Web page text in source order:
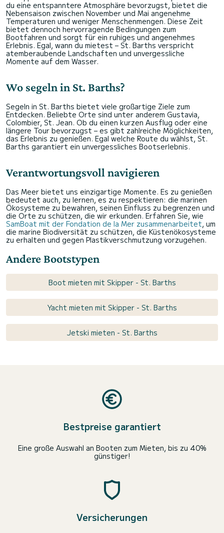
du eine entspanntere Atmosphäre bevorzugst, bietet die
Nebensaison zwischen November und Mai angenehme
Temperaturen und weniger Menschenmengen. Diese Zeit
bietet dennoch hervorragende Bedingungen zum
Bootfahren und sorgt für ein ruhiges und angenehmes
Erlebnis. Egal, wann du mietest – St. Barths verspricht
atemberaubende Landschaften und unvergessliche
Momente auf dem Wasser.
Wo segeln in St. Barths?
Segeln in St. Barths bietet viele großartige Ziele zum
Entdecken. Beliebte Orte sind unter anderem Gustavia,
Colombier, St. Jean. Ob du einen kurzen Ausflug oder eine
längere Tour bevorzugst – es gibt zahlreiche Möglichkeiten,
das Erlebnis zu genießen. Egal welche Route du wählst, St.
Barths garantiert ein unvergessliches Bootserlebnis.
Verantwortungsvoll navigieren
Das Meer bietet uns einzigartige Momente. Es zu genießen
bedeutet auch, zu lernen, es zu respektieren: die marinen
Ökosysteme zu bewahren, seinen Einfluss zu begrenzen und
die Orte zu schützen, die wir erkunden. Erfahren Sie, wie
SamBoat mit der Fondation de la Mer zusammenarbeitet, um
die marine Biodiversität zu schützen, die Küstenökosysteme
zu erhalten und gegen Plastikverschmutzung vorzugehen.
Andere Bootstypen
Boot mieten mit Skipper - St. Barths
Yacht mieten mit Skipper - St. Barths
Jetski mieten - St. Barths
Bestpreise garantiert
Eine große Auswahl an Booten zum Mieten, bis zu 40%
günstiger!
Versicherungen